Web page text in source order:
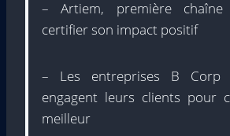
– Artiem, première chaîne
certifier son impact positif
– Les entreprises B Corp
engagent leurs clients pour
meilleur